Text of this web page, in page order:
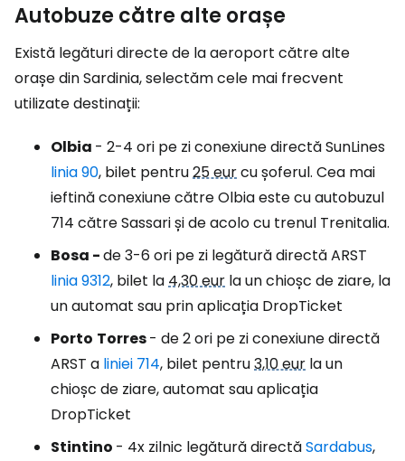
Autobuze către alte orașe
Există legături directe de la aeroport către alte
orașe din Sardinia, selectăm cele mai frecvent
utilizate destinații:
Olbia - 2-4 ori pe zi conexiune directă SunLines
linia 90, bilet pentru25 eurcu șoferul. Cea mai
ieftină conexiune către Olbia este cu autobuzul
714 către Sassari și de acolo cu trenul Trenitalia.
Bosa -de 3-6 ori pe zi legătură directă ARST
linia 9312, bilet la4,30 eur la un chioșc de ziare, la
un automat sau prin aplicația DropTicket
Porto Torres- de 2 ori pe zi conexiune directă
ARST a liniei 714, bilet pentru3,10 eur la un
chioșc de ziare, automat sau aplicația
DropTicket
Stintino - 4x zilnic legătură directăSardabus,